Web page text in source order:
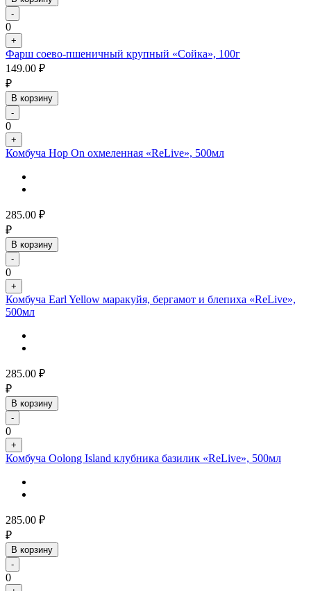
-
0
+
Фарш соево-пшеничный крупный «Сойка», 100г
149.00 ₽
₽
В корзину
-
0
+
Комбуча Hop On охмеленная «ReLive», 500мл
285.00 ₽
₽
В корзину
-
0
+
Комбуча Earl Yellow маракуйя, бергамот и блепиха «ReLive»,
500мл
285.00 ₽
₽
В корзину
-
0
+
Комбуча Oolong Island клубника базилик «ReLive», 500мл
285.00 ₽
₽
В корзину
-
0